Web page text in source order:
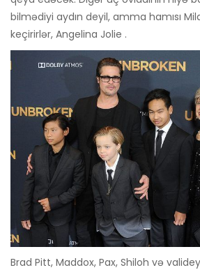
bilmədiyi aydın deyil, amma hamısı
keçirirlər, Angelina Jolie .
Brad Pitt, Maddox, Pax, Shiloh və